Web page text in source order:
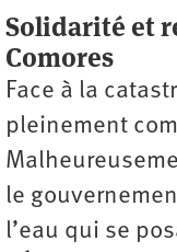
Solidarité et
Comores
Face à la
pleinement
le
l’eau qui se